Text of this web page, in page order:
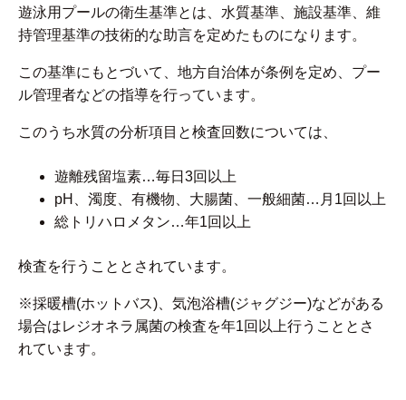
遊泳用プールの衛生基準とは、水質基準、施設基準、維
持管理基準の技術的な助言を定めたものになります。
この基準にもとづいて、地方自治体が条例を定め、プー
ル管理者などの指導を行っています。
このうち水質の分析項目と検査回数については、
遊離残留塩素…毎日3回以上
pH、濁度、有機物、大腸菌、一般細菌…月1回以上
総トリハロメタン…年1回以上
検査を行うこととされています。
※採暖槽(ホットバス)、気泡浴槽(ジャグジー)などがある
場合はレジオネラ属菌の検査を年1回以上行うこととさ
れています。